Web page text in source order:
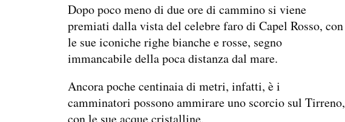
Dopo poco meno di due ore di cammino si viene
premiati dalla vista del celebre faro di Capel Rosso, con
le sue iconiche righe bianche e rosse, segno
immancabile della poca distanza dal mare.
Ancora poche centinaia di metri, infatti, è i
camminatori possono ammirare uno scorcio sul Tirreno,
con le sue acque cristalline.